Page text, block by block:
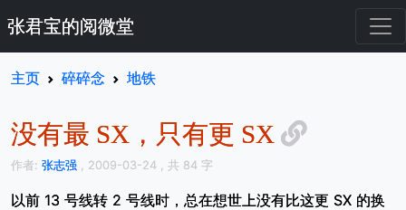
张君宝的阅微堂
主页 碎碎念 地铁
没有最 SX，只有更 SX
作者: 张志强 , 2009-03-24 , 共 84 字
以前 13 号线转 2 号线时，总在想世上没有比这更 SX 的换